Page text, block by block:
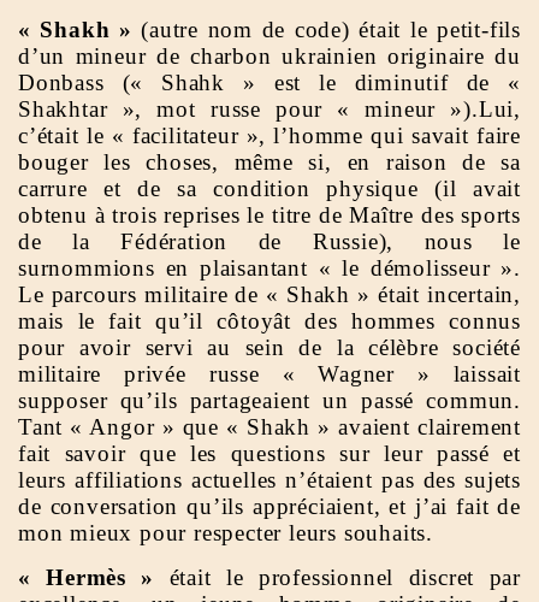
« Shakh » (autre nom de code) était le petit-fils
d’un mineur de charbon ukrainien originaire du
Donbass (« Shahk » est le diminutif de «
Shakhtar », mot russe pour « mineur »).Lui,
c’était le « facilitateur », l’homme qui savait faire
bouger les choses, même si, en raison de sa
carrure et de sa condition physique (il avait
obtenu à trois reprises le titre de Maître des sports
de la Fédération de Russie), nous le
surnommions en plaisantant « le démolisseur ».
Le parcours militaire de « Shakh » était incertain,
mais le fait qu’il côtoyât des hommes connus
pour avoir servi au sein de la célèbre société
militaire privée russe « Wagner » laissait
supposer qu’ils partageaient un passé commun.
Tant « Angor » que « Shakh » avaient clairement
fait savoir que les questions sur leur passé et
leurs affiliations actuelles n’étaient pas des sujets
de conversation qu’ils appréciaient, et j’ai fait de
mon mieux pour respecter leurs souhaits.
« Hermès »
était le professionnel discret par